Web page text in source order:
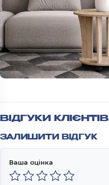
ВІДГУКИ КЛІЄНТІВ
ЗАЛИШИТИ ВІДГУК
Ваша оцінка